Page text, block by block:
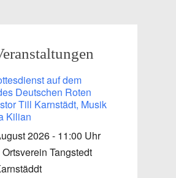
auf dem
Deutschen Roten
Till Karnstädt, Musik
Kilian
2026 - 11:00 Uhr
Tangstedt